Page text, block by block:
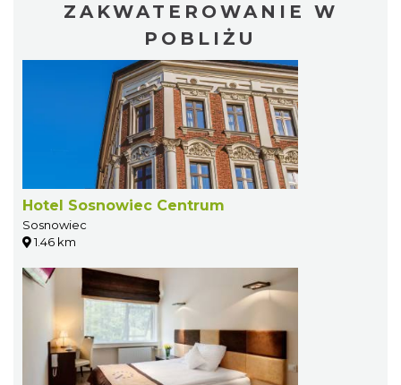
ZAKWATEROWANIE W
POBLIŻU
Hotel Sosnowiec Centrum
Sosnowiec
1.46 km